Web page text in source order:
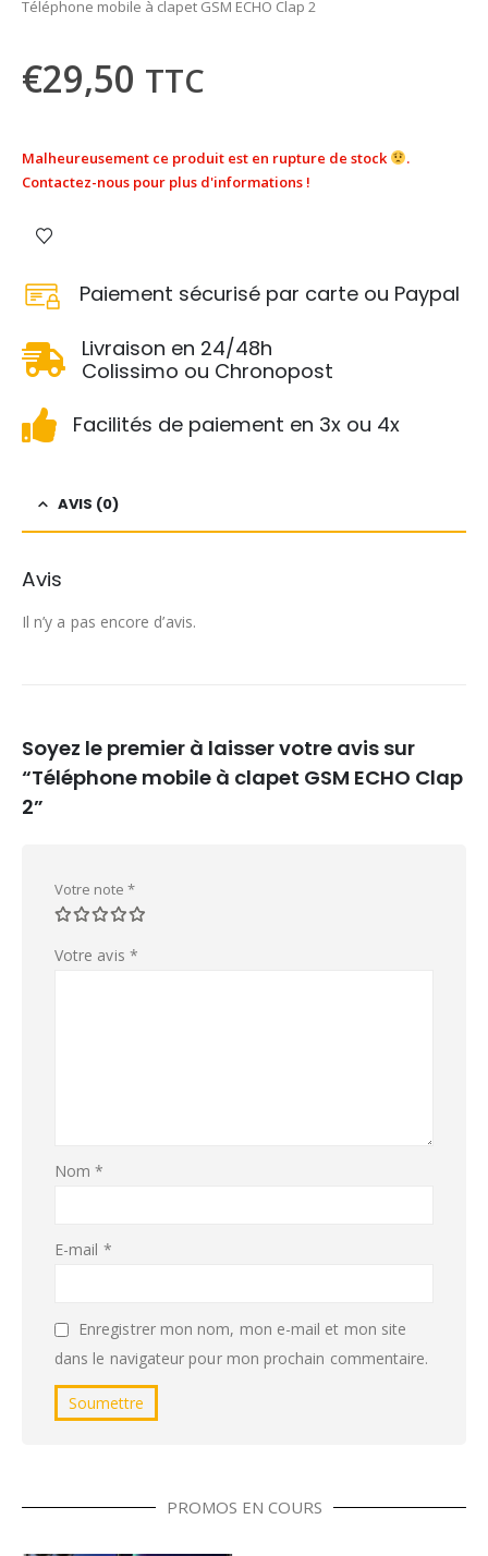
Téléphone mobile à clapet GSM ECHO Clap 2
€29,50 TTC
Malheureusement ce produit est en rupture de stock
.
Contactez-nous pour plus d'informations !
Paiement sécurisé par carte ou Paypal
Livraison en 24/48h
Colissimo ou Chronopost
Facilités de paiement en 3x ou 4x
AVIS (0)
Avis
Il n’y a pas encore d’avis.
Soyez le premier à laisser votre avis sur
“Téléphone mobile à clapet GSM ECHO Clap
2”
Votre note *
Votre avis *
Nom*
E-mail *
Enregistrer mon nom, mon e-mail et mon site
dans le navigateur pour mon prochain commentaire.
PROMOS EN COURS